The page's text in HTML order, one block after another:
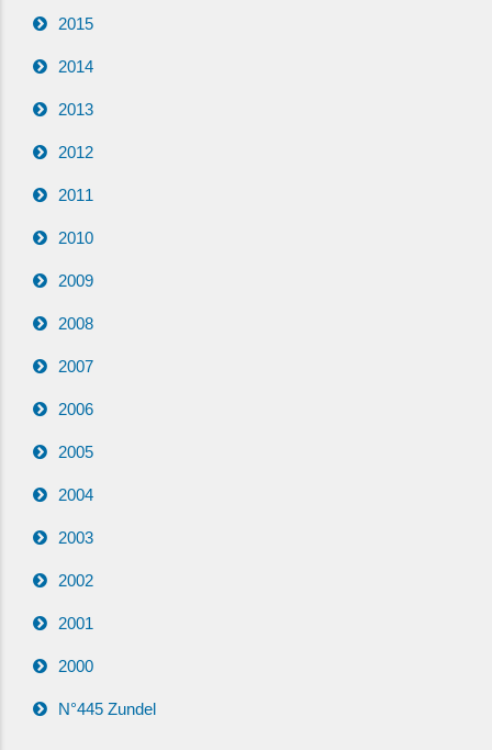
2015
2014
2013
2012
2011
2010
2009
2008
2007
2006
2005
2004
2003
2002
2001
2000
N°445 Zundel